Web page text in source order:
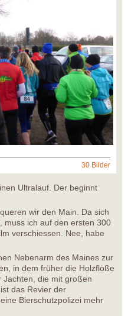
30 Bilder
Ultralauf. Der beginnt
wir den Main. Da sich
muss ich auf den ersten 300
verschiessen. Nee, habe
Nebenarm des Maines zur
in dem früher die Holzflöße
die mit großen
das Revier der
Bierschutzpolizei mehr